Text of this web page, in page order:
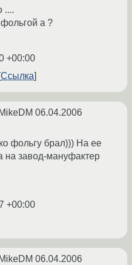
....
а ?
+00:00
Ссылка
06.04.2006
фольгу брал))) На ее
на завод-мануфактер
+00:00
06.04.2006